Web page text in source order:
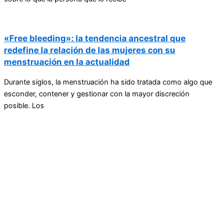
«Free bleeding»: la tendencia ancestral que
redefine la relación de las mujeres con su
menstruación en la actualidad
Durante siglos, la menstruación ha sido tratada como algo que
esconder, contener y gestionar con la mayor discreción
posible. Los